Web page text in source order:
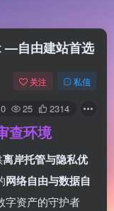
—自由建站首选​
关注 私信
0 25 2314
查环境
离岸托管与隐私优
网络自由与数据自
字资产的守护者